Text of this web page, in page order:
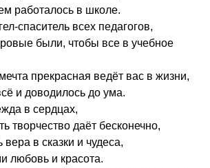
работалось в школе.
спаситель всех педагогов,
были, чтобы все в учебное
прекрасная ведёт вас в жизни,
и доводилось до ума.
в сердцах,
творчество даёт бесконечно,
вера в сказки и чудеса,
любовь и красота.